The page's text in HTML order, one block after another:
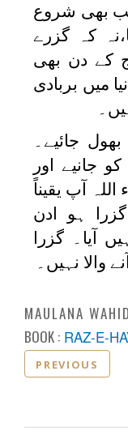
بھی شروع
کہ گزرے
کے دن بھی
میں بربادی
جائیے۔
جانیے اور
آپ یقیناً
ہو ادن
آیا۔ گزرا
والا نہیں۔
MAULANA
BOOK : RAZ-E-
PREVIOUS